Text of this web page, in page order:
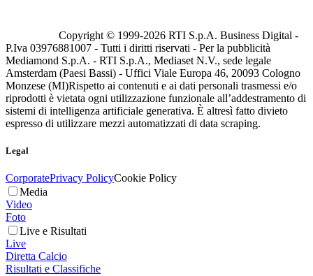
Copyright © 1999-2026 RTI S.p.A. Business Digital -
P.Iva 03976881007 - Tutti i diritti riservati - Per la pubblicità
Mediamond S.p.A. - RTI S.p.A., Mediaset N.V., sede legale
Amsterdam (Paesi Bassi) - Uffici Viale Europa 46, 20093 Cologno
Monzese (MI)Rispetto ai contenuti e ai dati personali trasmessi e/o
riprodotti è vietata ogni utilizzazione funzionale all’addestramento di
sistemi di intelligenza artificiale generativa. È altresì fatto divieto
espresso di utilizzare mezzi automatizzati di data scraping.
Legal
CorporatePrivacy PolicyCookie Policy
Media
Video
Foto
Live e Risultati
Live
Diretta Calcio
Risultati e Classifiche